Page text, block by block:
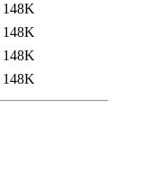
148K
148K
148K
148K